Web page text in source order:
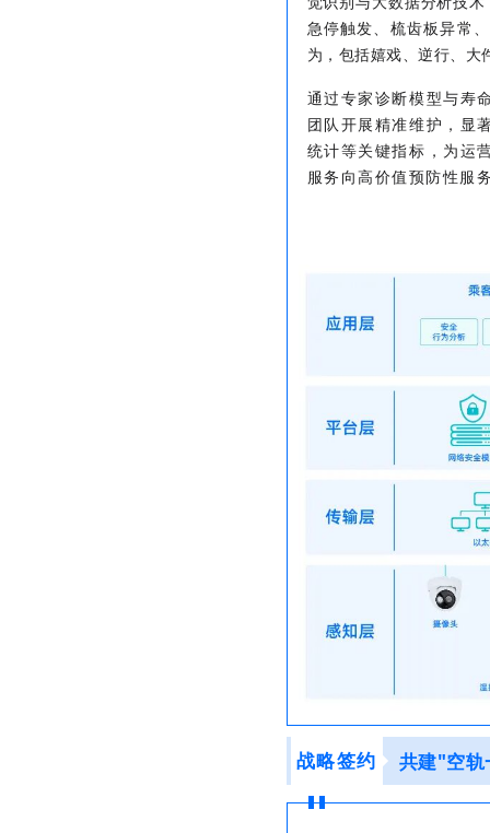
急停触发、梳齿板异常
为，包括嬉戏、逆行、
通过专家诊断模型与寿
团队开展精准维护，显
统计等关键指标，为运
服务向高价值预防性服
战略签约 共建"空